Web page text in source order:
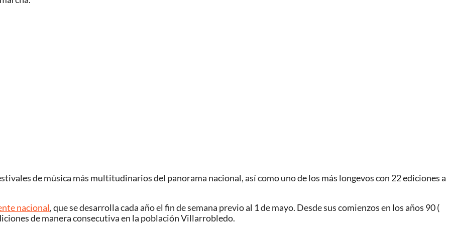
de música más multitudinarios del panorama nacional, así como uno de los más longevos con 22 ediciones a
nacional, que se desarrolla cada año el fin de semana previo al 1 de mayo. Desde sus comienzos en los años 90 (
de manera consecutiva en la población Villarrobledo.